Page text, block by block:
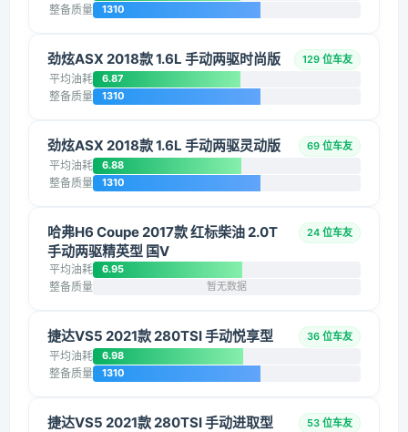
整备质量 1310
劲炫ASX 2018款 1.6L 手动两驱时尚版 129 位车友
平均油耗 6.87
整备质量 1310
劲炫ASX 2018款 1.6L 手动两驱灵动版 69 位车友
平均油耗 6.88
整备质量 1310
哈弗H6 Coupe 2017款 红标柴油 2.0T
手动两驱精英型 国V
24 位车友
平均油耗 6.95
整备质量 暂无数据
捷达VS5 2021款 280TSI 手动悦享型 36 位车友
平均油耗 6.98
整备质量 1310
捷达VS5 2021款 280TSI 手动进取型 53 位车友